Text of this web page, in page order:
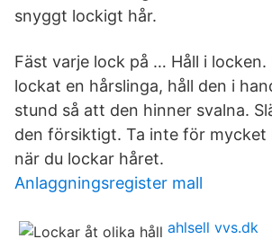
snyggt lockigt hår.
Fäst varje lock på … Håll i locken.
lockat en hårslinga, håll den i
stund så att den hinner svalna.
den försiktigt. Ta inte för mycket
när du lockar håret.
Anlaggningsregister mall
ahlsell vvs.dk